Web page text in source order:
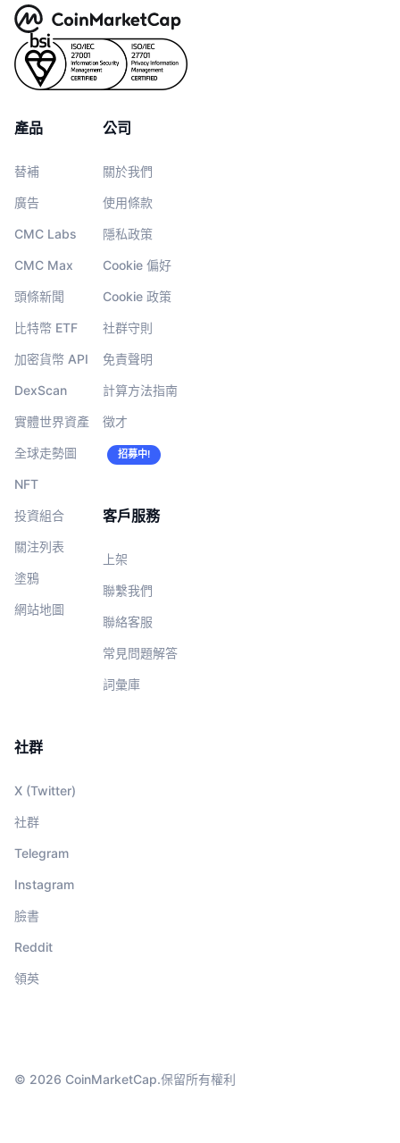
產品
替補
廣告
CMC Labs
CMC Max
頭條新聞
比特幣 ETF
加密貨幣 API
DexScan
實體世界資產
全球走勢圖
NFT
投資組合
關注列表
塗鴉
網站地圖
公司
關於我們
使用條款
隱私政策
Cookie 偏好
Cookie 政策
社群守則
免責聲明
計算方法指南
徵才
招募中!
客戶服務
上架
聯繫我們
聯絡客服
常見問題解答
詞彙庫
社群
X (Twitter)
社群
Telegram
Instagram
臉書
Reddit
領英
© 2026 CoinMarketCap.保留所有權利